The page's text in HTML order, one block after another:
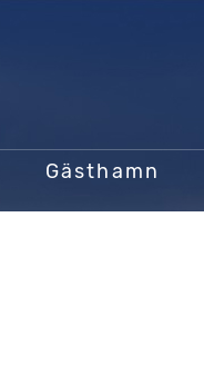
Gästhamn